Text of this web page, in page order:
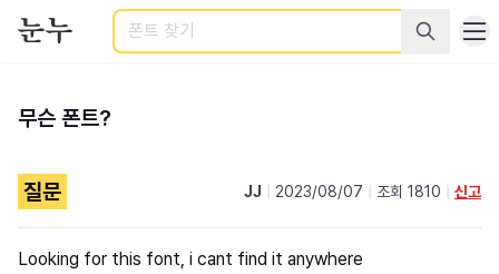
검색
무슨 폰트?
질문 JJ 2023/08/07 조회 1810 신고
Looking for this font, i cant find it anywhere